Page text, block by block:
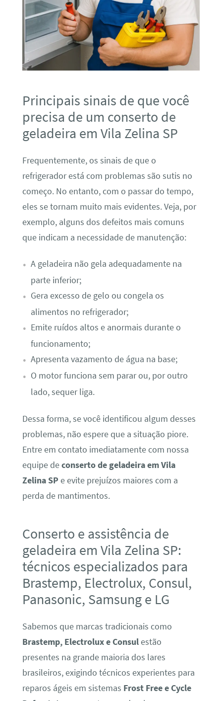
Principais sinais de que você
precisa de um conserto de
geladeira em Vila Zelina SP
Frequentemente, os sinais de que o
refrigerador está com problemas são sutis no
começo. No entanto, com o passar do tempo,
eles se tornam muito mais evidentes. Veja, por
exemplo, alguns dos defeitos mais comuns
que indicam a necessidade de manutenção:
A geladeira não gela adequadamente na
parte inferior;
Gera excesso de gelo ou congela os
alimentos no refrigerador;
Emite ruídos altos e anormais durante o
funcionamento;
Apresenta vazamento de água na base;
O motor funciona sem parar ou, por outro
lado, sequer liga.
Dessa forma, se você identificou algum desses
problemas, não espere que a situação piore.
Entre em contato imediatamente com nossa
equipe deconserto de geladeira em Vila
Zelina SP e evite prejuízos maiores com a
perda de mantimentos.
Conserto e assistência de
geladeira em Vila Zelina SP:
técnicos especializados para
Brastemp, Electrolux, Consul,
Panasonic, Samsung e LG
Sabemos que marcas tradicionais como
Brastemp, Electrolux e Consulestão
presentes na grande maioria dos lares
brasileiros, exigindo técnicos experientes para
reparos ágeis em sistemas Frost Free e Cycle